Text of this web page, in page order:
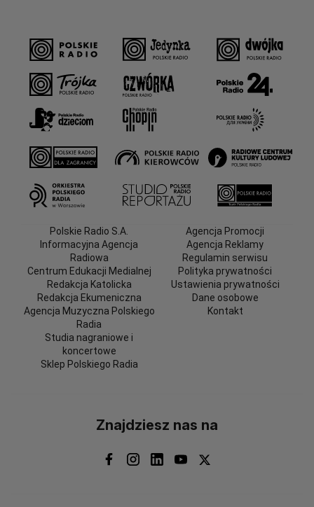
Polskie Radio S.A.
Informacyjna Agencja
Radiowa
Centrum Edukacji Medialnej
Redakcja Katolicka
Redakcja Ekumeniczna
Agencja Muzyczna Polskiego
Radia
Studia nagraniowe i
koncertowe
Sklep Polskiego Radia
Agencja Promocji
Agencja Reklamy
Regulamin serwisu
Polityka prywatności
Ustawienia prywatności
Dane osobowe
Kontakt
Znajdziesz nas na